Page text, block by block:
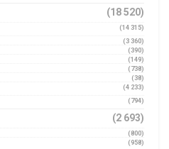
(18 520)
(14 315)
(3 360)
(390)
(149)
(738)
(38)
(4 233)
(794)
(2 693)
(800)
(958)